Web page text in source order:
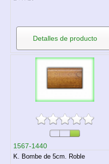
Detalles de producto
1567-1440
K. Bombe de 5cm. Roble